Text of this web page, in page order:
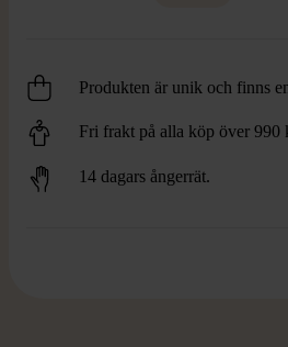
Produkten är unik och finns
Fri frakt på alla köp över 990
14 dagars ångerrät.